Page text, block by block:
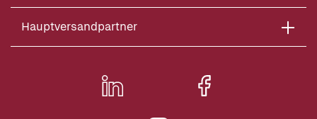
Hauptversandpartner